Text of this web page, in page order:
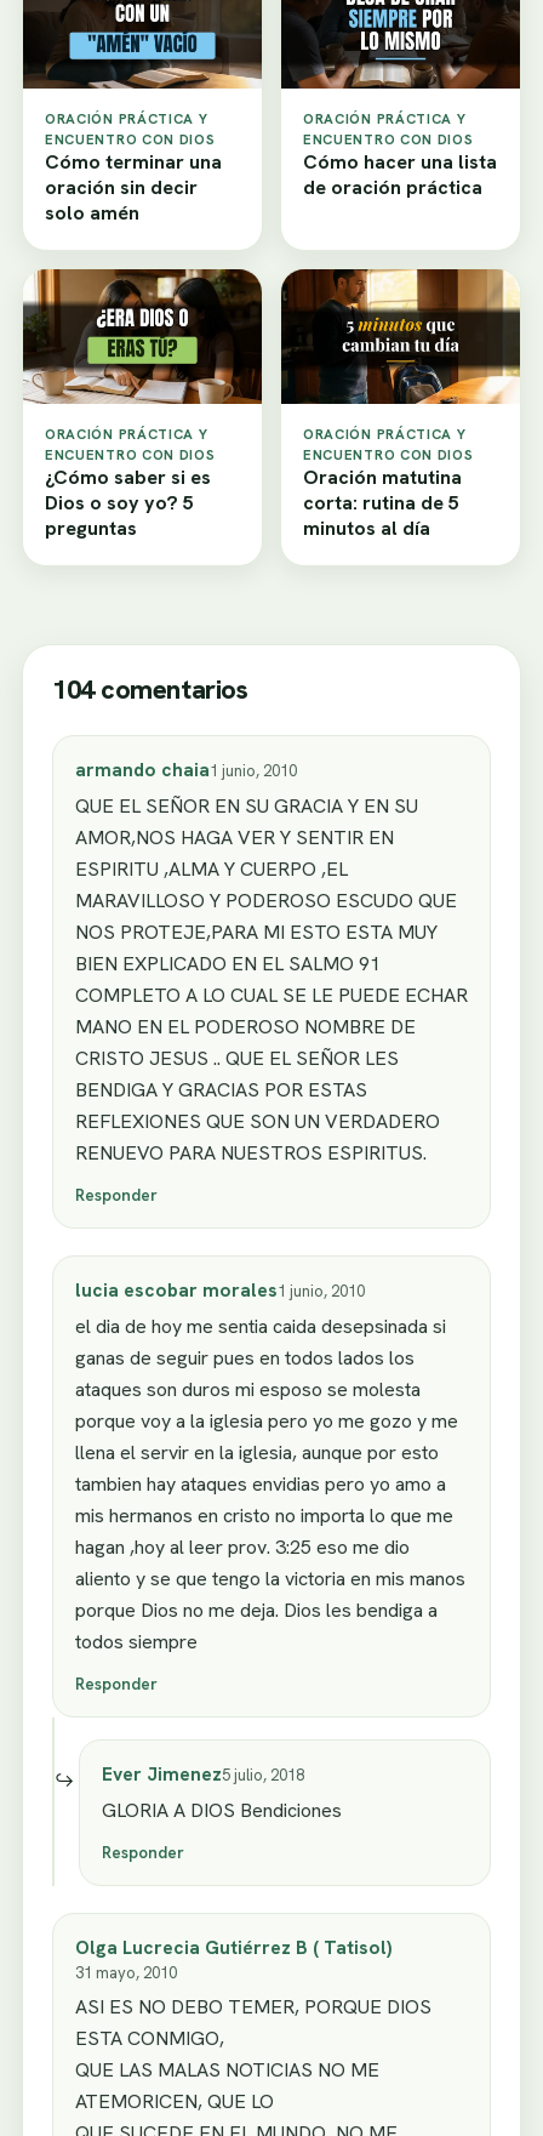
ORACIÓN PRÁCTICA Y
ENCUENTRO CON DIOS
Cómo terminar una
oración sin decir
solo amén
ORACIÓN PRÁCTICA Y
ENCUENTRO CON DIOS
Cómo hacer una lista
de oración práctica
ORACIÓN PRÁCTICA Y
ENCUENTRO CON DIOS
¿Cómo saber si es
Dios o soy yo? 5
preguntas
ORACIÓN PRÁCTICA Y
ENCUENTRO CON DIOS
Oración matutina
corta: rutina de 5
minutos al día
104 comentarios
armando chaia1 junio, 2010
QUE EL SEÑOR EN SU GRACIA Y EN SU
AMOR,NOS HAGA VER Y SENTIR EN
ESPIRITU ,ALMA Y CUERPO ,EL
MARAVILLOSO Y PODEROSO ESCUDO QUE
NOS PROTEJE,PARA MI ESTO ESTA MUY
BIEN EXPLICADO EN EL SALMO 91
COMPLETO A LO CUAL SE LE PUEDE ECHAR
MANO EN EL PODEROSO NOMBRE DE
CRISTO JESUS .. QUE EL SEÑOR LES
BENDIGA Y GRACIAS POR ESTAS
REFLEXIONES QUE SON UN VERDADERO
RENUEVO PARA NUESTROS ESPIRITUS.
Responder
lucia escobar morales1 junio, 2010
el dia de hoy me sentia caida desepsinada si
ganas de seguir pues en todos lados los
ataques son duros mi esposo se molesta
porque voy a la iglesia pero yo me gozo y me
llena el servir en la iglesia, aunque por esto
tambien hay ataques envidias pero yo amo a
mis hermanos en cristo no importa lo que me
hagan ,hoy al leer prov. 3:25 eso me dio
aliento y se que tengo la victoria en mis manos
porque Dios no me deja. Dios les bendiga a
todos siempre
Responder
Ever Jimenez5 julio, 2018
GLORIA A DIOS Bendiciones
Responder
Olga Lucrecia Gutiérrez B ( Tatisol)
31 mayo, 2010
ASI ES NO DEBO TEMER, PORQUE DIOS
ESTA CONMIGO,
QUE LAS MALAS NOTICIAS NO ME
ATEMORICEN, QUE LO